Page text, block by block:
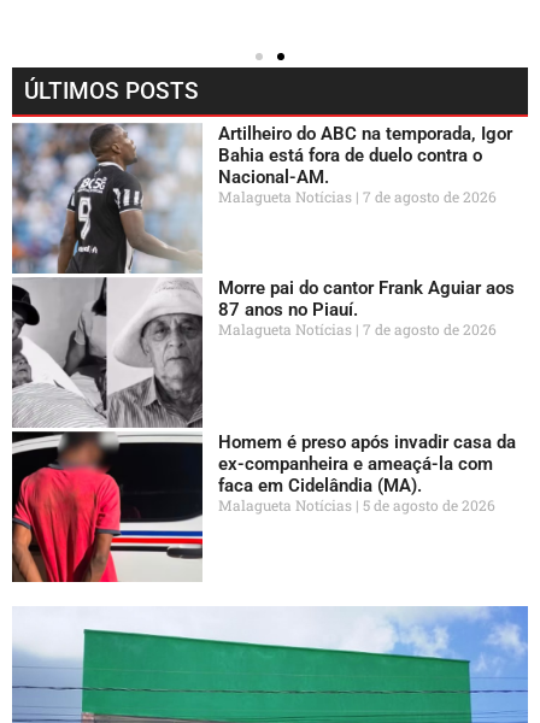
ÚLTIMOS POSTS
Artilheiro do ABC na temporada, Igor
Bahia está fora de duelo contra o
Nacional-AM.
Malagueta Notícias 7 de agosto de 2026
Morre pai do cantor Frank Aguiar aos
87 anos no Piauí.
Malagueta Notícias 7 de agosto de 2026
Homem é preso após invadir casa da
ex-companheira e ameaçá-la com
faca em Cidelândia (MA).
Malagueta Notícias 5 de agosto de 2026